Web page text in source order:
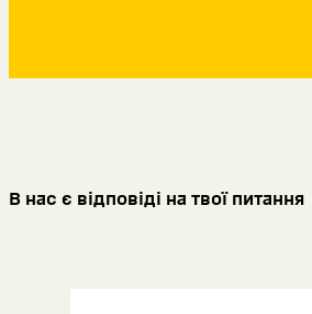
В нас є відповіді на твої питання